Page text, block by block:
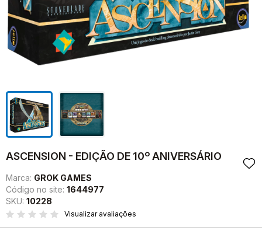
ASCENSION - EDIÇÃO DE 10º ANIVERSÁRIO
Marca: GROK GAMES
Código no site: 1644977
SKU: 10228
Visualizar avaliações